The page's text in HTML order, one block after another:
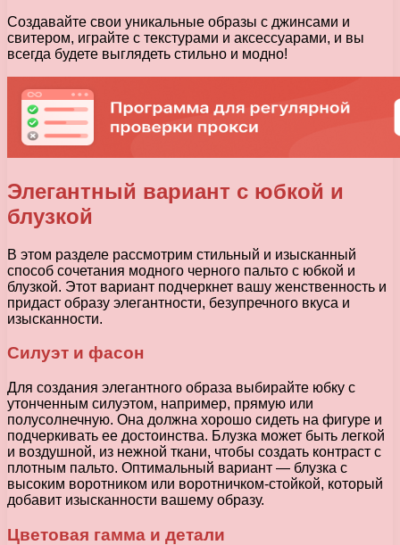
Создавайте свои уникальные образы с джинсами и
свитером, играйте с текстурами и аксессуарами, и вы
всегда будете выглядеть стильно и модно!
Элегантный вариант с юбкой и
блузкой
В этом разделе рассмотрим стильный и изысканный
способ сочетания модного черного пальто с юбкой и
блузкой. Этот вариант подчеркнет вашу женственность и
придаст образу элегантности, безупречного вкуса и
изысканности.
Силуэт и фасон
Для создания элегантного образа выбирайте юбку с
утонченным силуэтом, например, прямую или
полусолнечную. Она должна хорошо сидеть на фигуре и
подчеркивать ее достоинства. Блузка может быть легкой
и воздушной, из нежной ткани, чтобы создать контраст с
плотным пальто. Оптимальный вариант — блузка с
высоким воротником или воротничком-стойкой, который
добавит изысканности вашему образу.
Цветовая гамма и детали